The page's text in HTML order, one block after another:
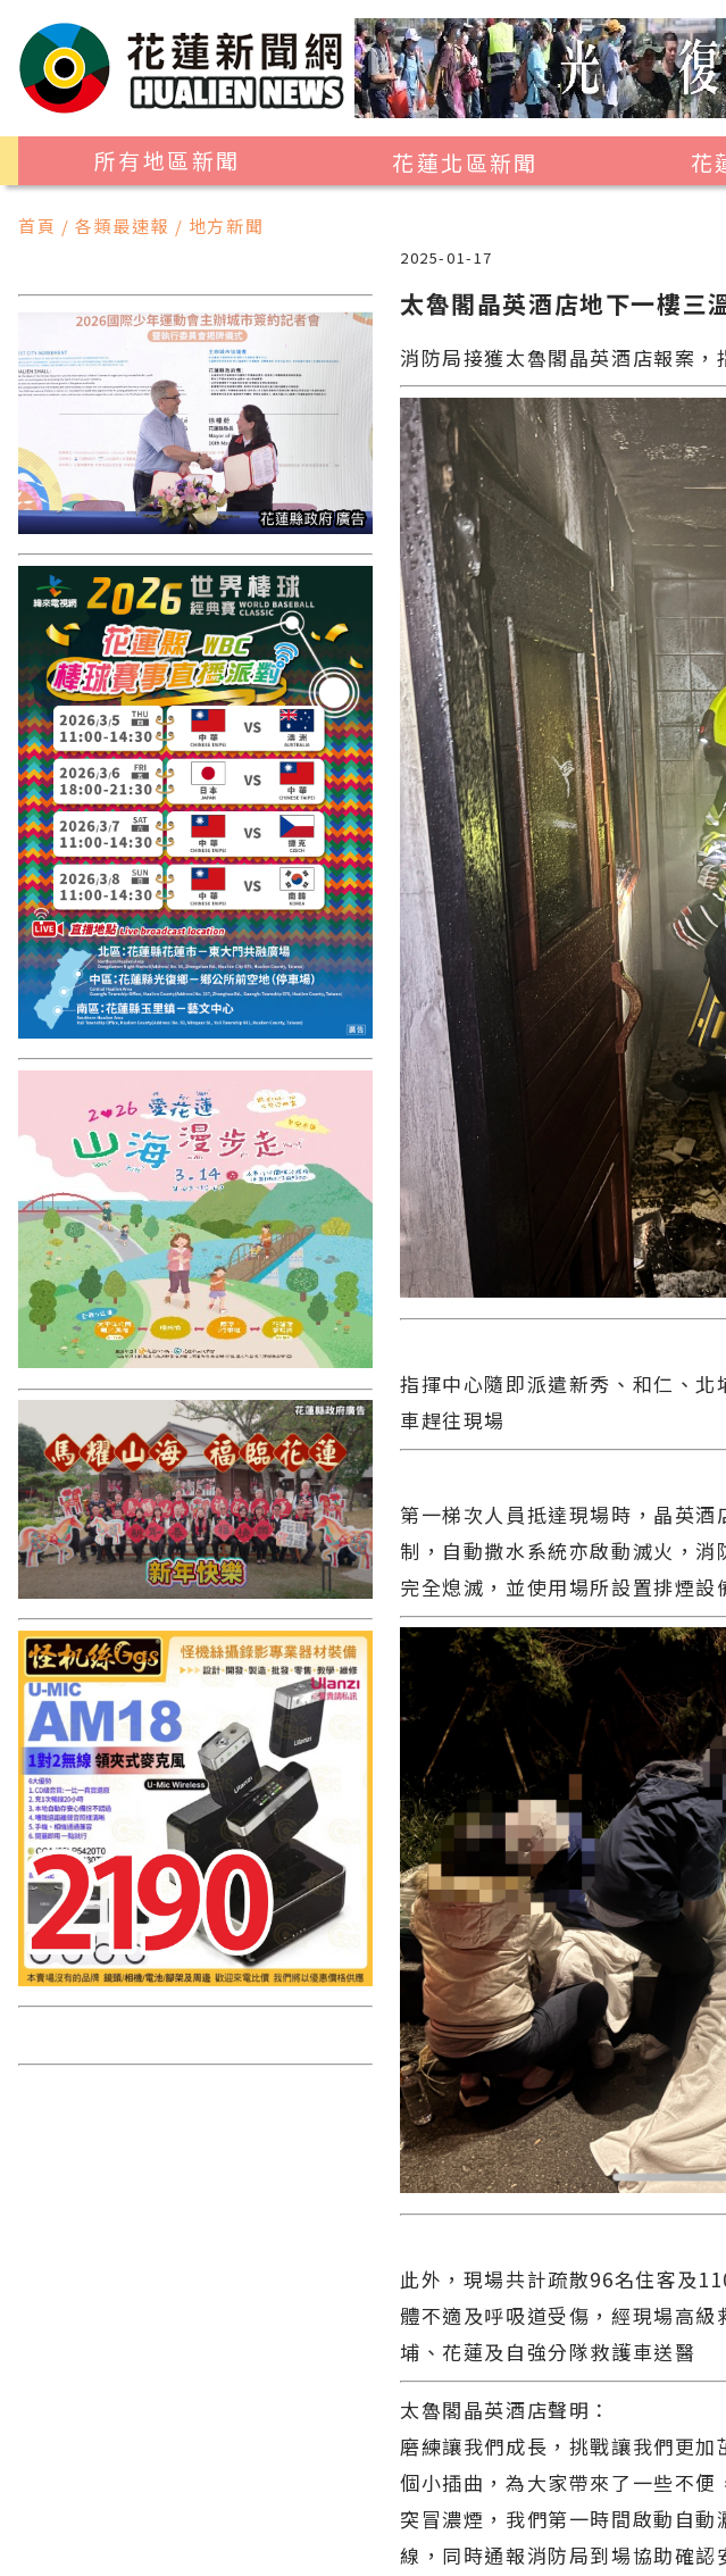
所有地區新聞
花蓮北區新聞
吉安鄉
新城鄉
秀林鄉
花
首頁 / 各類最速報 / 地方新聞
2025-01-17
太魯閣晶英酒店地下一樓三
消防局接獲太魯閣晶英酒店報案
指揮中心隨即派遣新秀、和仁、
車趕往現場
第一梯次人員抵達現場時，晶英
制，自動撒水系統亦啟動滅火，
完全熄滅，並使用場所設置排煙
此外，現場共計疏散96名住客及
體不適及呼吸道受傷，經現場高
埔、花蓮及自強分隊救護車送醫
太魯閣晶英酒店聲明：
磨練讓我們成長，挑戰讓我們更
個小插曲，為大家帶來了一些不
突冒濃煙，我們第一時間啟動自
線，同時通報消防局到場協助確